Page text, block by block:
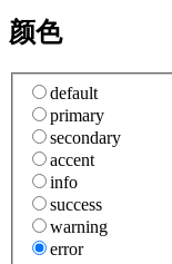
颜色
default
primary
secondary
accent
info
success
warning
error